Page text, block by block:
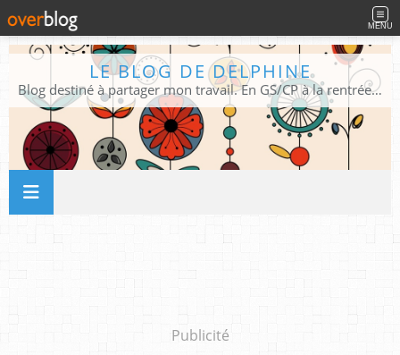
MENU
LE BLOG DE DELPHINE
Blog destiné à partager mon travail. En GS/CP à la rentrée 2026/2027 !
Publicité